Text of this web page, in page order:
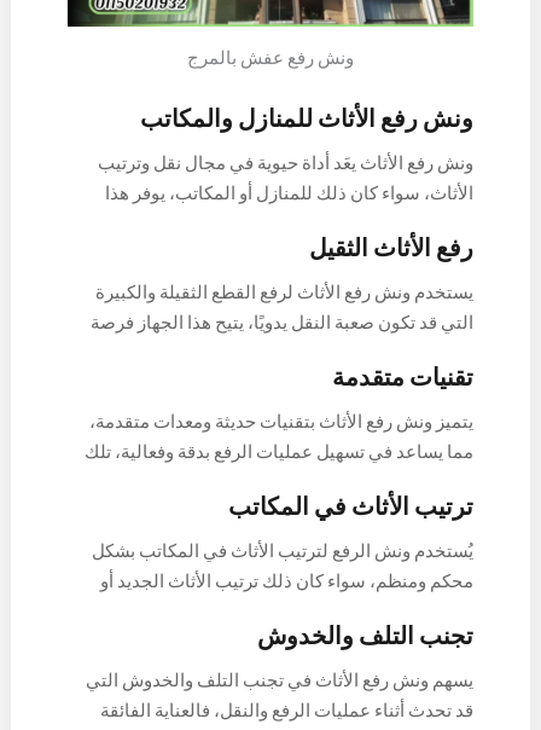
ونش رفع عفش بالمرج
ونش رفع الأثاث للمنازل والمكاتب
ونش رفع الأثاث يعَد أداة حيوية في مجال نقل وترتيب
الأثاث، سواء كان ذلك للمنازل أو المكاتب، يوفر هذا
والضخم، مما يضمن سهولة وسلاسة في عملية التحرك،
إليك نظرة أعمق على خدمات ونش رفع الأثاث للمنازل
والمكاتب:
رفع الأثاث الثقيل
يستخدم ونش رفع الأثاث لرفع القطع الثقيلة والكبيرة
التي قد تكون صعبة النقل يدويًا، يتيح هذا الجهاز فرصة
أو المكتب.
تقنيات متقدمة
يتميز ونش رفع الأثاث بتقنيات حديثة ومعدات متقدمة،
مما يساعد في تسهيل عمليات الرفع بدقة وفعالية، تلك
النقل.
ترتيب الأثاث في المكاتب
يُستخدم ونش الرفع لترتيب الأثاث في المكاتب بشكل
محكم ومنظم، سواء كان ذلك ترتيب الأثاث الجديد أو
هذه العملية.
تجنب التلف والخدوش
يسهم ونش رفع الأثاث في تجنب التلف والخدوش التي
قد تحدث أثناء عمليات الرفع والنقل، فالعناية الفائقة